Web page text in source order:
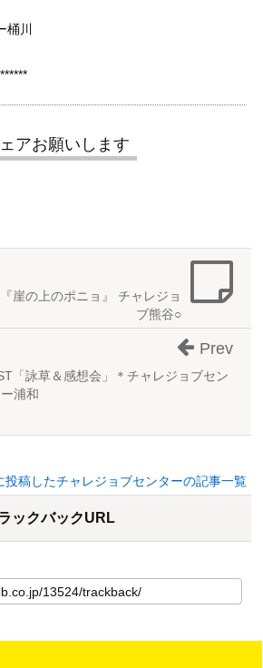
桶川
アお願いします
崖の上のポニョ』 チャレジョ
ブ熊谷○
「詠草＆感想会」＊チャレジョブセン
浦和
Prev
投稿したチャレジョブセンターの記事一覧
ックバックURL